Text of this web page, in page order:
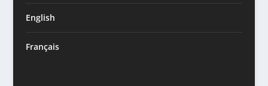
English
Français